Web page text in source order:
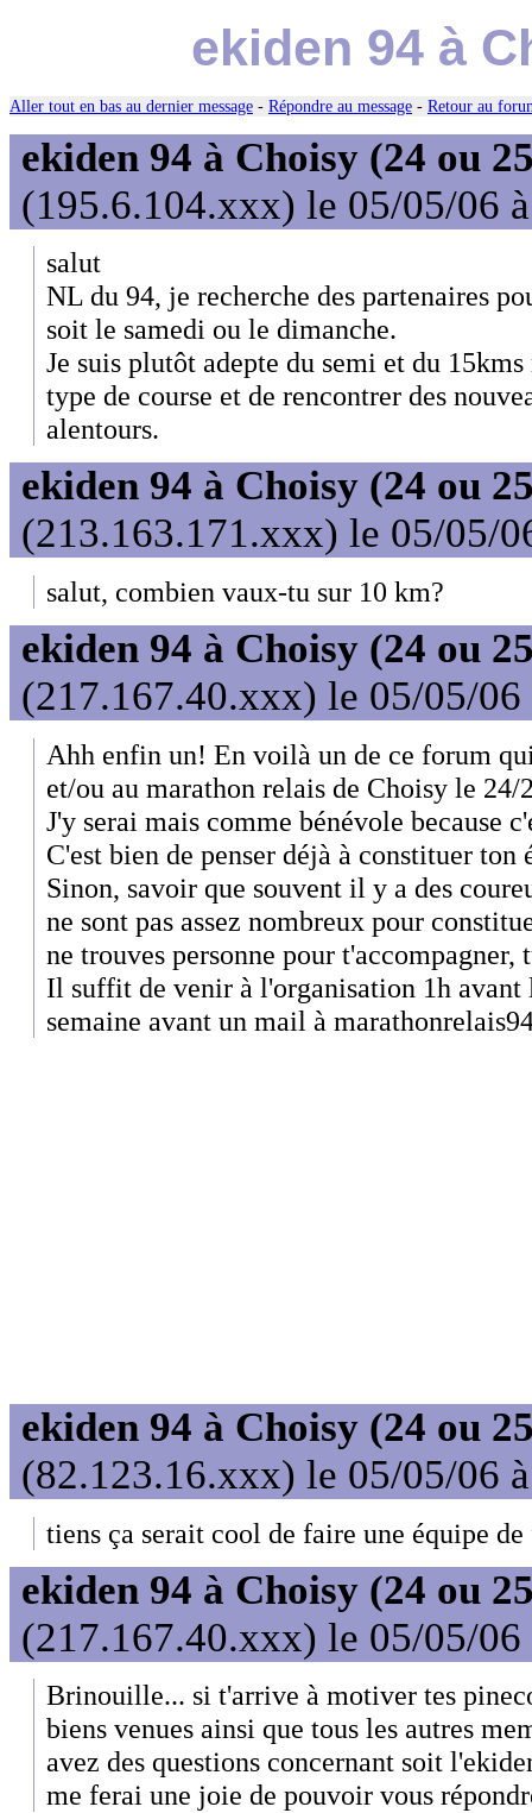
ekiden 94 à
Aller tout en bas au dernier message - Répondre au message - Retour au
ekiden 94 à Choisy (24 ou
(195.6.104.xxx) le 05/05/06
salut
NL du 94, je recherche des partenaires
soit le samedi ou le dimanche.
Je suis plutôt adepte du semi et du
type de course et de rencontrer des
alentours.
ekiden 94 à Choisy (24 ou
(213.163.171.xxx) le 05/05/
salut, combien vaux-tu sur 10 km?
ekiden 94 à Choisy (24 ou
(217.167.40.xxx) le 05/05/06
Ahh enfin un! En voilà un de ce forum
et/ou au marathon relais de Choisy le
J'y serai mais comme bénévole because
C'est bien de penser déjà à constituer
Sinon, savoir que souvent il y a des
ne sont pas assez nombreux pour
ne trouves personne pour t'accompagner,
Il suffit de venir à l'organisation 1h avant
semaine avant un mail à
ekiden 94 à Choisy (24 ou
(82.123.16.xxx) le 05/05/06
tiens ça serait cool de faire une équipe
ekiden 94 à Choisy (24 ou
(217.167.40.xxx) le 05/05/06
Brinouille... si t'arrive à motiver tes
biens venues ainsi que tous les autres
avez des questions concernant soit
me ferai une joie de pouvoir vous